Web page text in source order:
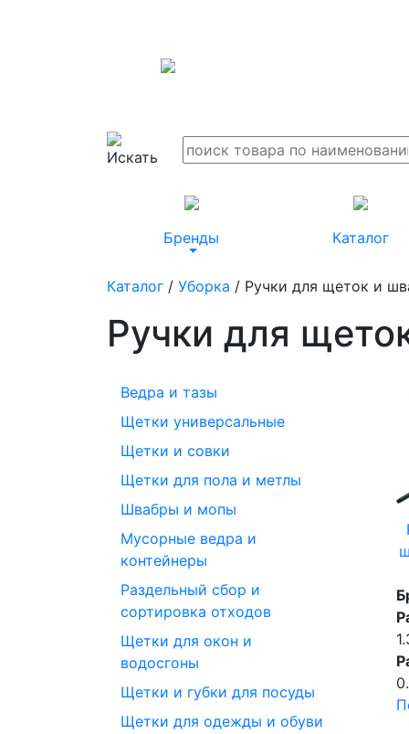
Бренды Каталог
Каталог / Уборка / Ручки для щеток и
Ручки для
Ведра и тазы
Щетки универсальные
Щетки и совки
Щетки для пола и метлы
Швабры и мопы
Мусорные ведра и
контейнеры
Раздельный сбор и
сортировка отходов
Щетки для окон и
водосгоны
Щетки и губки для посуды
Щетки для одежды и обуви